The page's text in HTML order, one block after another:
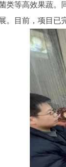
类等高效果蔬。
展。目前，项目已